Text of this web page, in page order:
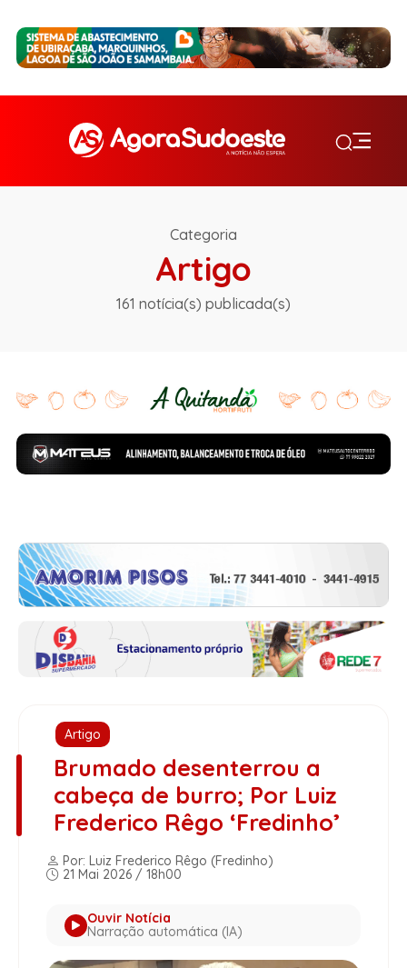
Categoria
Artigo
161 notícia(s) publicada(s)
Artigo
Brumado desenterrou a
cabeça de burro; Por Luiz
Frederico Rêgo ‘Fredinho’
Por: Luiz Frederico Rêgo (Fredinho)
21 Mai 2026 / 18h00
Ouvir Notícia
Narração automática (IA)